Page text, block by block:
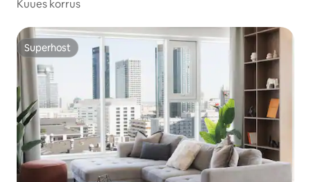
Kuues korrus
Superhost
Superhost